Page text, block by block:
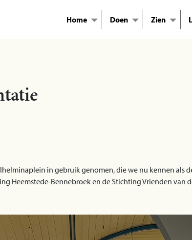
Home Doen Zien
in gebruik genomen, die we nu kennen als
Heemstede-Bennebroek en de Stichting Vrienden van